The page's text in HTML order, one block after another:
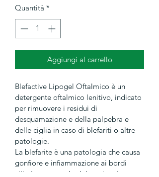
Quantità *
Aggiungi al carrello
Blefactive Lipogel Oftalmico è un
detergente oftalmico lenitivo, indicato
per rimuovere i residui di
desquamazione e della palpebra e
delle ciglia in caso di blefariti o altre
patologie.
La blefarite è una patologia che causa
gonfiore e infiammazione ai bordi
ciliari provocando dolore, bruciore,